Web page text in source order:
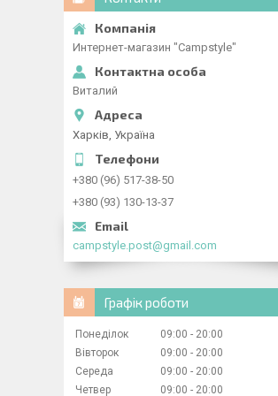
Интернет-магазин "Campstyle"
Виталий
Харків, Україна
+380 (96) 517-38-50
+380 (93) 130-13-37
campstyle.post@gmail.com
Графік роботи
Понеділок 09:00
20:00
Вівторок
09:00
20:00
Середа
09:00
20:00
Четвер
09:00 20:00